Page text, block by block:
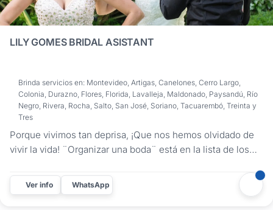
LILY GOMES BRIDAL ASISTANT
Brinda servicios en: Montevideo, Artigas, Canelones, Cerro Largo,
Colonia, Durazno, Flores, Florida, Lavalleja, Maldonado, Paysandú, Río
Negro, Rivera, Rocha, Salto, San José, Soriano, Tacuarembó, Treinta y
Tres
Porque vivimos tan deprisa, ¡Que nos hemos olvidado de
vivir la vida! ¨Organizar una boda¨ está en la lista de los
eso Lily Gomes trabaja arduamente en hacer de este
proceso lo más divertido y agradable posible! Si no sabes
Ver info WhatsApp